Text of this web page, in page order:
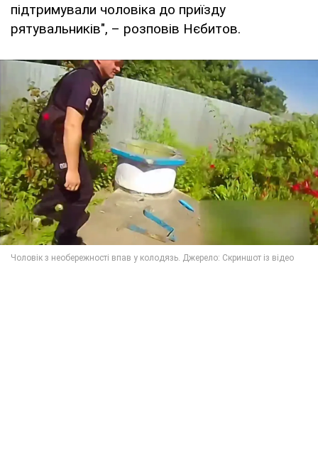
підтримували чоловіка до приїзду
рятувальників", – розповів Нєбитов.